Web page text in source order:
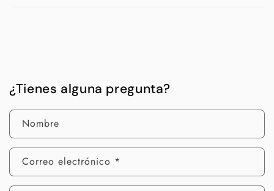
¿Tienes alguna pregunta?
Nombre
Correo electrónico *